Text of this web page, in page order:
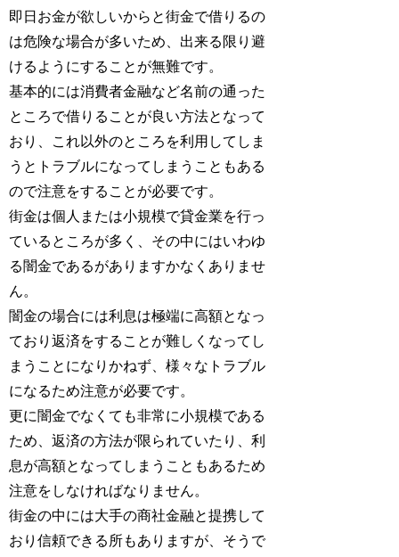
即日お金が欲しいからと街金で借りるの
は危険な場合が多いため、出来る限り避
けるようにすることが無難です。
基本的には消費者金融など名前の通った
ところで借りることが良い方法となって
おり、これ以外のところを利用してしま
うとトラブルになってしまうこともある
ので注意をすることが必要です。
街金は個人または小規模で貸金業を行っ
ているところが多く、その中にはいわゆ
る闇金であるがありますかなくありませ
ん。
闇金の場合には利息は極端に高額となっ
ており返済をすることが難しくなってし
まうことになりかねず、様々なトラブル
になるため注意が必要です。
更に闇金でなくても非常に小規模である
ため、返済の方法が限られていたり、利
息が高額となってしまうこともあるため
注意をしなければなりません。
街金の中には大手の商社金融と提携して
おり信頼できる所もありますが、そうで